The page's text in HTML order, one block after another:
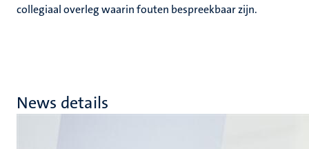
collegiaal overleg waarin fouten bespreekbaar zijn.
News details